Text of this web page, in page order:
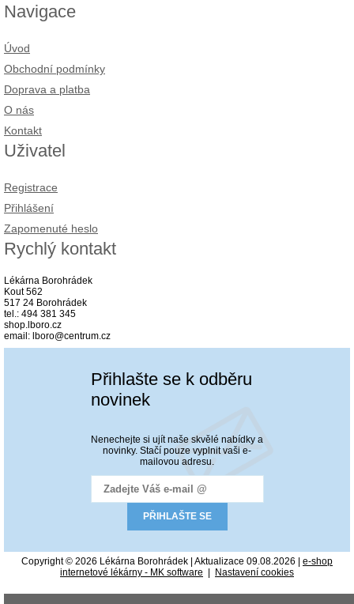
Navigace
Úvod
Obchodní podmínky
Doprava a platba
O nás
Kontakt
Uživatel
Registrace
Přihlášení
Zapomenuté heslo
Rychlý kontakt
Lékárna Borohrádek
Kout 562
517 24 Borohrádek
tel.: 494 381 345
shop.lboro.cz
email: lboro@centrum.cz
Přihlašte se k odběru
novinek
Nenechejte si ujít naše skvělé nabídky a
novinky. Stačí pouze vyplnit vaši e-
mailovou adresu.
Copyright © 2026 Lékárna Borohrádek | Aktualizace 09.08.2026 | e-shop
internetové lékárny - MK software
Nastavení cookies